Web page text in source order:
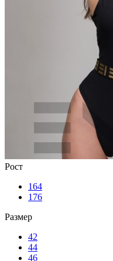
Рост
164
176
Размер
42
44
46